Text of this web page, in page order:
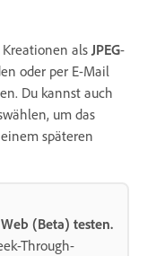
als JPEG-
oder per E-Mail
Du kannst auch
um das
späteren
(Beta) testen.
Through-